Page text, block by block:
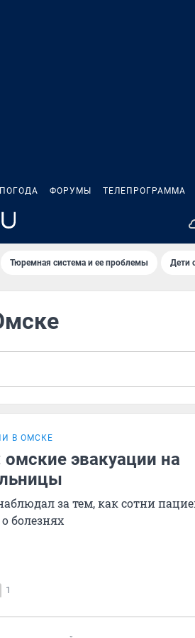
ПОГОДА ФОРУМЫ ТЕЛЕПРОГРАММА
Тюремная система и ее проблемы Дети
В ОМСКЕ
омские эвакуации на
за тем, как сотни
болезнях
1